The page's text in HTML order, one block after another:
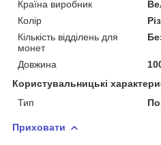
Країна виробник
Колір
Кількість відділень для
монет
Довжина
Користувальницькі
Тип
Приховати